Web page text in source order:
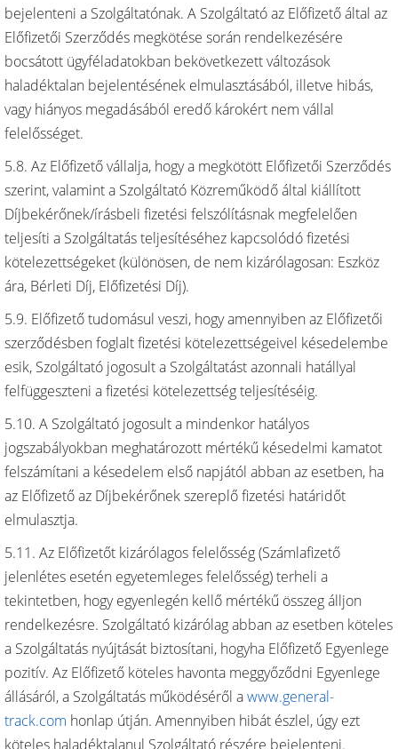
bejelenteni a Szolgáltatónak. A Szolgáltató az Előfizető által az
Előfizetői Szerződés megkötése során rendelkezésére
bocsátott ügyféladatokban bekövetkezett változások
haladéktalan bejelentésének elmulasztásából, illetve hibás,
vagy hiányos megadásából eredő károkért nem vállal
felelősséget.
5.8. Az Előfizető vállalja, hogy a megkötött Előfizetői Szerződés
szerint, valamint a Szolgáltató Közreműködő által kiállított
Díjbekérőnek/írásbeli fizetési felszólításnak megfelelően
teljesíti a Szolgáltatás teljesítéséhez kapcsolódó fizetési
kötelezettségeket (különösen, de nem kizárólagosan: Eszköz
ára, Bérleti Díj, Előfizetési Díj).
5.9. Előfizető tudomásul veszi, hogy amennyiben az Előfizetői
szerződésben foglalt fizetési kötelezettségeivel késedelembe
esik, Szolgáltató jogosult a Szolgáltatást azonnali hatállyal
felfüggeszteni a fizetési kötelezettség teljesítéséig.
5.10. A Szolgáltató jogosult a mindenkor hatályos
jogszabályokban meghatározott mértékű késedelmi kamatot
felszámítani a késedelem első napjától abban az esetben, ha
az Előfizető az Díjbekérőnek szereplő fizetési határidőt
elmulasztja.
5.11. Az Előfizetőt kizárólagos felelősség (Számlafizető
jelenlétes esetén egyetemleges felelősség) terheli a
tekintetben, hogy egyenlegén kellő mértékű összeg álljon
rendelkezésre. Szolgáltató kizárólag abban az esetben köteles
a Szolgáltatás nyújtását biztosítani, hogyha Előfizető Egyenlege
pozitív. Az Előfizető köteles havonta meggyőződni Egyenlege
állásáról, a Szolgáltatás működéséről awww.general-
track.com honlap útján. Amennyiben hibát észlel, úgy ezt
köteles haladéktalanul Szolgáltató részére bejelenteni.